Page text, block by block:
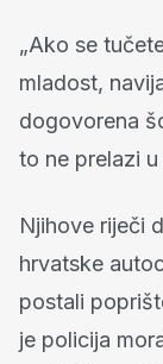
„Ako se
mladost,
dogovorena
to ne prelazi u
Njihove riječi
hrvatske
postali
je policija